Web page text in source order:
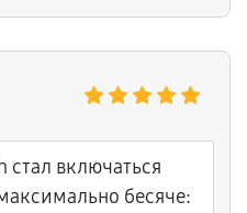
стал включаться
бесяче: